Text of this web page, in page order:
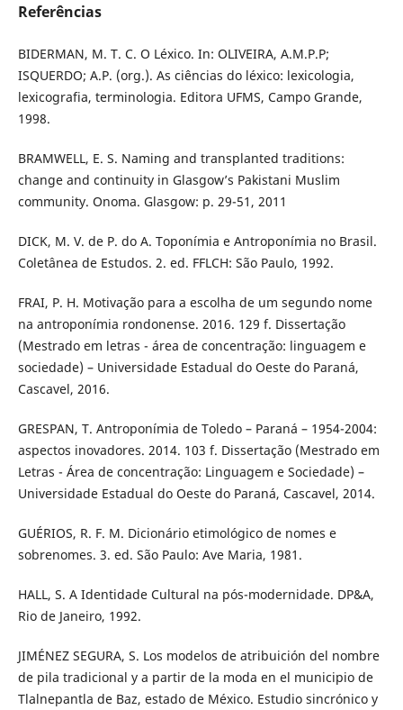
Referências
BIDERMAN, M. T. C. O Léxico. In: OLIVEIRA, A.M.P.P;
ISQUERDO; A.P. (org.). As ciências do léxico: lexicologia,
lexicografia, terminologia. Editora UFMS, Campo Grande,
1998.
BRAMWELL, E. S. Naming and transplanted traditions:
change and continuity in Glasgow’s Pakistani Muslim
community. Onoma. Glasgow: p. 29-51, 2011
DICK, M. V. de P. do A. Toponímia e Antroponímia no Brasil.
Coletânea de Estudos. 2. ed. FFLCH: São Paulo, 1992.
FRAI, P. H. Motivação para a escolha de um segundo nome
na antroponímia rondonense. 2016. 129 f. Dissertação
(Mestrado em letras - área de concentração: linguagem e
sociedade) – Universidade Estadual do Oeste do Paraná,
Cascavel, 2016.
GRESPAN, T. Antroponímia de Toledo – Paraná – 1954-2004:
aspectos inovadores. 2014. 103 f. Dissertação (Mestrado em
Letras - Área de concentração: Linguagem e Sociedade) –
Universidade Estadual do Oeste do Paraná, Cascavel, 2014.
GUÉRIOS, R. F. M. Dicionário etimológico de nomes e
sobrenomes. 3. ed. São Paulo: Ave Maria, 1981.
HALL, S. A Identidade Cultural na pós-modernidade. DP&A,
Rio de Janeiro, 1992.
JIMÉNEZ SEGURA, S. Los modelos de atribuición del nombre
de pila tradicional y a partir de la moda en el municipio de
Tlalnepantla de Baz, estado de México. Estudio sincrónico y